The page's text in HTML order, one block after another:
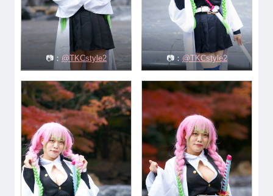
📷： @TKCstyle2 📷： @TKCstyle2